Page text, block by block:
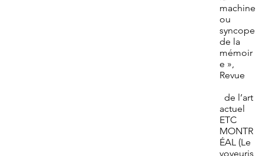
machine
ou
syncope
de la
mémoir
e »,
Revue
de l’art
actuel
ETC
MONTR
ÉAL (Le
voyeuris